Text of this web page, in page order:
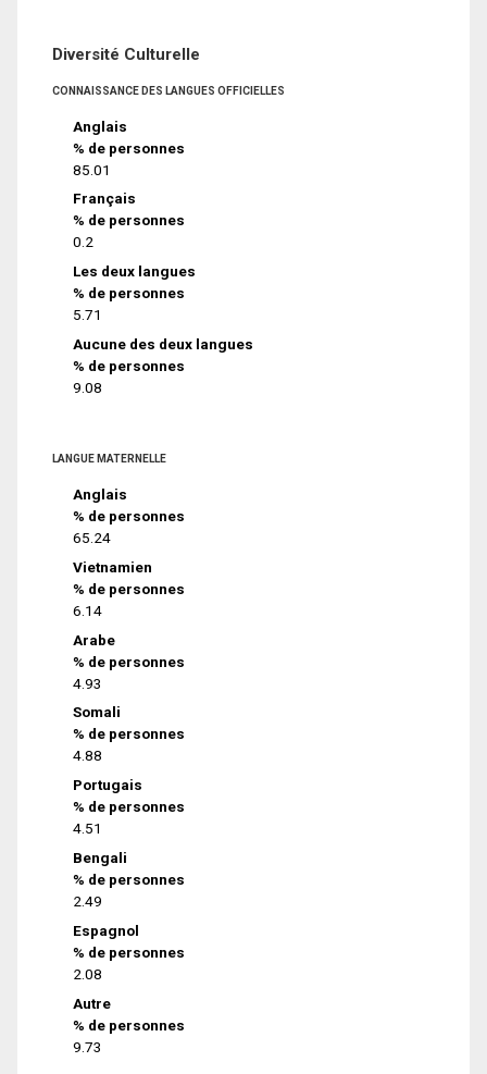
Diversité Culturelle
CONNAISSANCE DES LANGUES OFFICIELLES
Anglais
% de personnes
85.01
Français
% de personnes
0.2
Les deux langues
% de personnes
5.71
Aucune des deux langues
% de personnes
9.08
LANGUE MATERNELLE
Anglais
% de personnes
65.24
Vietnamien
% de personnes
6.14
Arabe
% de personnes
4.93
Somali
% de personnes
4.88
Portugais
% de personnes
4.51
Bengali
% de personnes
2.49
Espagnol
% de personnes
2.08
Autre
% de personnes
9.73